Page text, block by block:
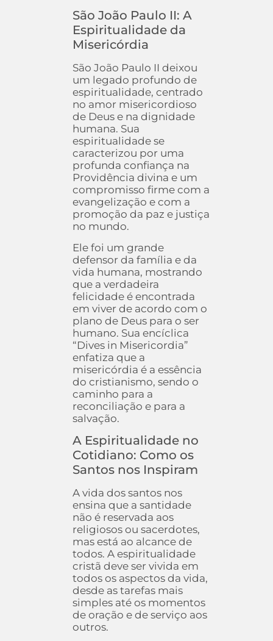
São João Paulo II: A
Espiritualidade da
Misericórdia
São João Paulo II deixou
um legado profundo de
espiritualidade, centrado
no amor misericordioso
de Deus e na dignidade
humana. Sua
espiritualidade se
caracterizou por uma
profunda confiança na
Providência divina e um
compromisso firme com a
evangelização e com a
promoção da paz e justiça
no mundo.
Ele foi um grande
defensor da família e da
vida humana, mostrando
que a verdadeira
felicidade é encontrada
em viver de acordo com o
plano de Deus para o ser
humano. Sua encíclica
“Dives in Misericordia”
enfatiza que a
misericórdia é a essência
do cristianismo, sendo o
caminho para a
reconciliação e para a
salvação.
A Espiritualidade no
Cotidiano: Como os
Santos nos Inspiram
A vida dos santos nos
ensina que a santidade
não é reservada aos
religiosos ou sacerdotes,
mas está ao alcance de
todos. A espiritualidade
cristã deve ser vivida em
todos os aspectos da vida,
desde as tarefas mais
simples até os momentos
de oração e de serviço aos
outros.